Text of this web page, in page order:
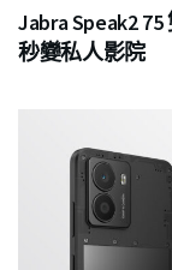
Jabra Speak2
秒變私人影院